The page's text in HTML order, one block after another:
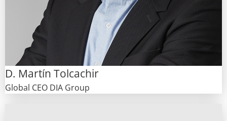
D. Martín Tolcachir
Global CEO DIA Group